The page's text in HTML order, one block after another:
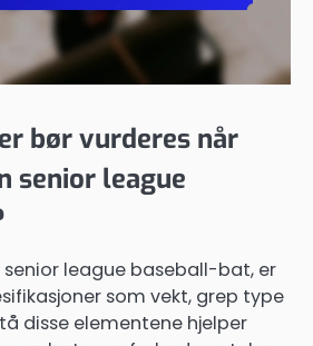
bør vurderes når
senior league
senior league baseball-bat, er
som vekt, grep type
disse elementene hjelper